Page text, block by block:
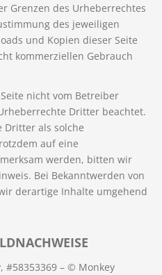
Grenzen des Urheberrechtes
des jeweiligen
und Kopien dieser Seite
kommerziellen Gebrauch
nicht vom Betreiber
Dritter beachtet.
Dritter als solche
auf eine
werden, bitten wir
Bei Bekanntwerden von
derartige Inhalte umgehend
#58353369 – © Monkey